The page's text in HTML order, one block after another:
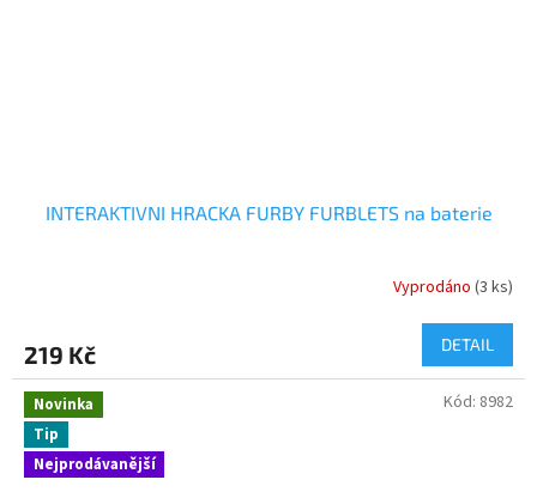
INTERAKTIVNI HRACKA FURBY FURBLETS na baterie
Vyprodáno (3 ks)
219 Kč DETAIL
Novinka
Tip
Nejprodávanější
Kód: 8982